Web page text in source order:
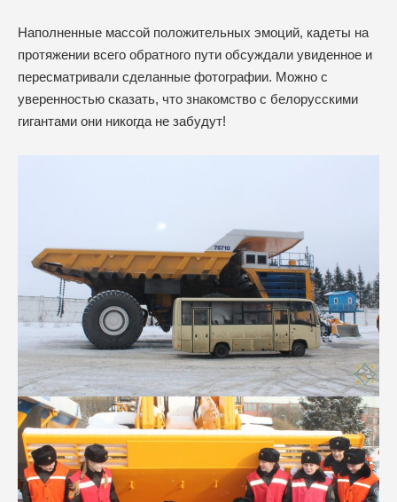
Наполненные массой положительных эмоций, кадеты на
протяжении всего обратного пути обсуждали увиденное и
пересматривали сделанные фотографии. Можно с
уверенностью сказать, что знакомство с белорусскими
гигантами они никогда не забудут!